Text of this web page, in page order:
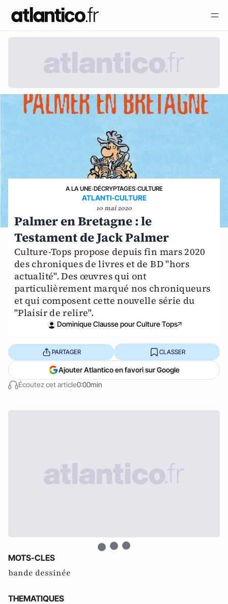
A LA UNE›DÉCRYPTAGES›CULTURE
ATLANTI-CULTURE
10 mai 2020
Palmer en Bretagne : le
Testament de Jack Palmer
Culture-Tops propose depuis fin mars 2020
des chroniques de livres et de BD "hors
actualité". Des œuvres qui ont
particulièrement marqué nos chroniqueurs
et qui composent cette nouvelle série du
"Plaisir de relire".
Dominique Clausse pour Culture Tops
Écoutez cet article0:00min
PARTAGER CLASSER
Ajouter Atlantico en favori sur Google
MOTS-CLES
bande dessinée
THEMATIQUES